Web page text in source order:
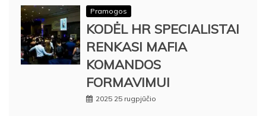
Pramogos
KODĖL HR SPECIALISTAI
RENKASI MAFIA
KOMANDOS
FORMAVIMUI
2025 25 rugpjūčio